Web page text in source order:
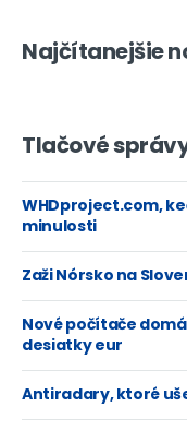
Najčítanejšie
Tlačové
WHDproject.com,
minulosti
Zaži Nórsko na
Nové počítače
desiatky eur
Antiradary, ktoré